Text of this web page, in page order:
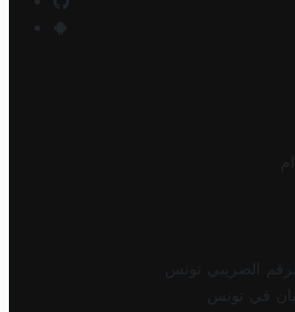
الضريبي تونس
في تونس